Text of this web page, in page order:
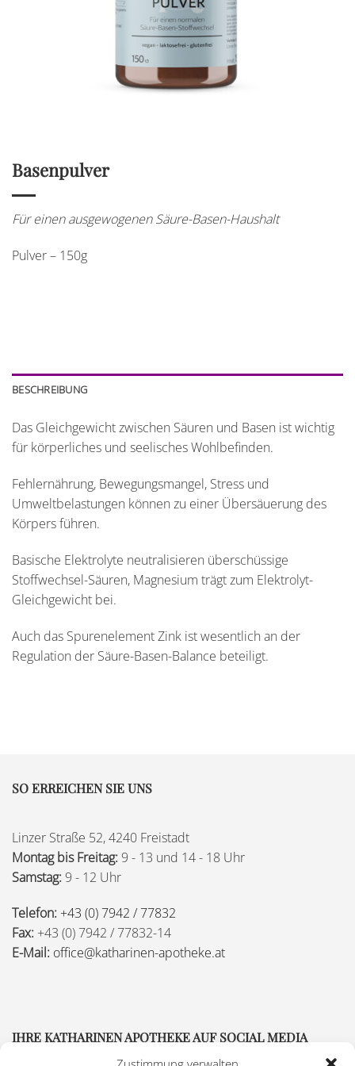
Basenpulver
Für einen ausgewogenen Säure-Basen-Haushalt
Pulver – 150g
BESCHREIBUNG
Das Gleichgewicht zwischen Säuren und Basen ist wichtig
für körperliches und seelisches Wohlbefinden.
Fehlernährung, Bewegungsmangel, Stress und
Umweltbelastungen können zu einer Übersäuerung des
Körpers führen.
Basische Elektrolyte neutralisieren überschüssige
Stoffwechsel-Säuren, Magnesium trägt zum Elektrolyt-
Gleichgewicht bei.
Auch das Spurenelement Zink ist wesentlich an der
Regulation der Säure-Basen-Balance beteiligt.
SO ERREICHEN SIE UNS
Linzer Straße 52, 4240 Freistadt
Montag bis Freitag: 9 - 13 und 14 - 18 Uhr
Samstag: 9 - 12 Uhr
Telefon: +43 (0) 7942 / 77832
Fax: +43 (0) 7942 / 77832-14
E-Mail: office@katharinen-apotheke.at
IHRE KATHARINEN APOTHEKE AUF SOCIAL MEDIA